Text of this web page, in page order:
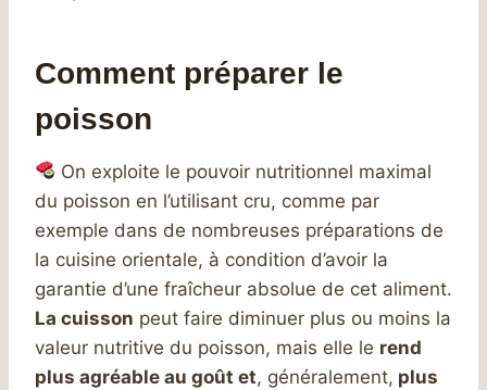
Comment préparer le
poisson
On exploite le pouvoir nutritionnel maximal
du poisson en l’utilisant cru, comme par
exemple dans de nombreuses préparations de
la cuisine orientale, à condition d’avoir la
garantie d’une fraîcheur absolue de cet aliment.
La cuisson peut faire diminuer plus ou moins la
valeur nutritive du poisson, mais elle le rend
plus agréable au goût et, généralement, plus